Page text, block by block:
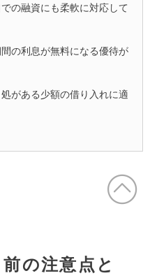
の融資にも柔軟に対応して
の利息が無料になる優待が
がある少額の借り入れに適
の注意点と